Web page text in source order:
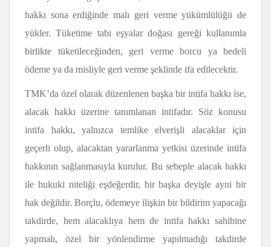
hakkı sona erdiğinde malı geri verme yükümlülüğü de
yükler. Tüketime tabi eşyalar doğası gereği kullanımla
birlikte tüketileceğinden, geri verme borcu ya bedeli
ödeme ya da misliyle geri verme şeklinde ifa edilecektir.
TMK’da özel olarak düzenlenen başka bir intifa hakkı ise,
alacak hakkı üzerine tanımlanan intifadır. Söz konusu
intifa hakkı, yalnızca temlike elverişli alacaklar için
geçerli olup, alacaktan yararlanma yetkisi üzerinde intifa
hakkının sağlanmasıyla kurulur. Bu sebeple alacak hakkı
ile hukuki niteliği eşdeğerdir, bir başka deyişle ayni bir
hak değildir. Borçlu, ödemeye ilişkin bir bildirim yapacağı
takdirde, hem alacaklıya hem de intifa hakkı sahibine
yapmalı, özel bir yönlendirme yapılmadığı takdirde